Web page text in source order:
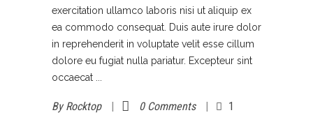
exercitation ullamco laboris nisi ut aliquip ex
ea commodo consequat. Duis aute irure dolor
in reprehenderit in voluptate velit esse cillum
dolore eu fugiat nulla pariatur. Excepteur sint
occaecat
ByRocktop 0 Comments
1